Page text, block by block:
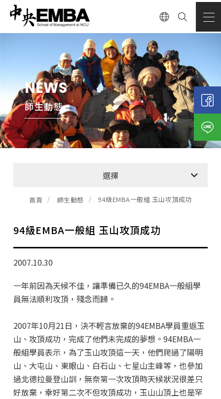
NEWS
師生動態
選擇
全部消息
EMBA招生公告
學分班招生公告
行政公告
企業導師計畫
首頁 師生動態 94級EMBA一般組 玉山攻頂成功
94級EMBA一般組 玉山攻頂成功
2007.10.30
一年前因為天候不佳，讓準備已久的94EMBA一般組學
員無法順利攻頂，殘念而歸。
2007年10月21日，決不輕言放棄的94EMBA學員重返玉
山、攻頂成功，完成了他們未完成的夢想。94EMBA一
般組學員表示，為了玉山攻頂這一天，他們爬過了陽明
山、大屯山、東眼山、白石山、七星山主峰等，也參加
過北德拉曼登山訓，無奈第一次攻頂時天候狀況很差只
好放棄，幸好第二次不但攻頂成功，玉山山頂上也是罕